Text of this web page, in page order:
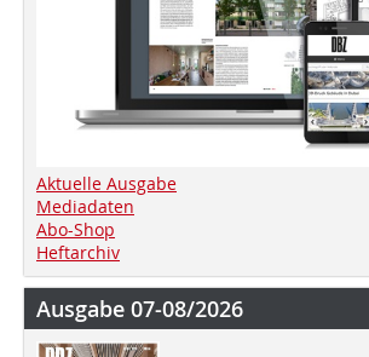
Aktuelle Ausgabe
Mediadaten
Abo-Shop
Heftarchiv
Ausgabe 07-08/2026